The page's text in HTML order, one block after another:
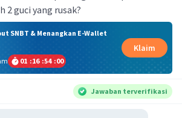
guci yang rusak?
SNBT & Menangkan E-Wallet
01 :16 :53 :59
Klaim
Jawaban terverifikasi